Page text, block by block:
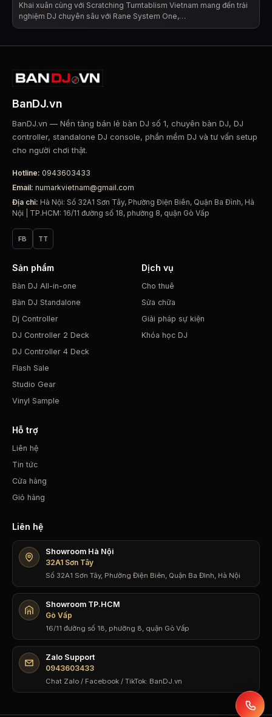
Khai xuân cùng với Scratching Turntablism Vietnam mang đến trải
nghiệm DJ chuyên sâu với Rane System One,…
BanDJ.vn
BanDJ.vn — Nền tảng bán lẻ bàn DJ số 1, chuyên bàn DJ, DJ
controller, standalone DJ console, phần mềm DJ và tư vấn setup
cho người chơi thật.
Hotline: 0943603433
Email: numarkvietnam@gmail.com
Địa chỉ: Hà Nội: Số 32A1 Sơn Tây, Phường Điện Biên, Quận Ba Đình, Hà
Nội | TP.HCM: 16/11 đường số 18, phường 8, quận Gò Vấp
FB TT
Sản phẩm
Bàn DJ All-in-one
Bàn DJ Standalone
Dj Controller
DJ Controller 2 Deck
DJ Controller 4 Deck
Flash Sale
Studio Gear
Vinyl Sample
Dịch vụ
Cho thuê
Sửa chữa
Giải pháp sự kiện
Khóa học DJ
Hỗ trợ
Liên hệ
Tin tức
Cửa hàng
Giỏ hàng
Liên hệ
Showroom Hà Nội
32A1 Sơn Tây
Số 32A1 Sơn Tây, Phường Điện Biên, Quận Ba Đình, Hà Nội
Showroom TP.HCM
Gò Vấp
16/11 đường số 18, phường 8, quận Gò Vấp
Zalo Support
0943603433
Chat Zalo / Facebook / TikTok: BanDJ.vn